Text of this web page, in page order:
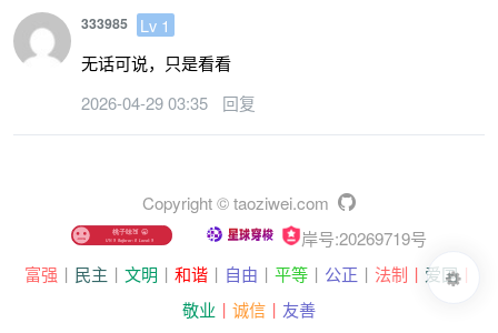
333985
Lv 1
无话可说，只是看看
2026-04-29 03:35
回复
Copyright © taoziwei.com
岸号:20269719号
富强 丨 民主 丨 文明 丨 和谐丨 自由 丨 平等丨 公正 丨 法制丨 爱国丨
敬业 丨 诚信 丨 友善